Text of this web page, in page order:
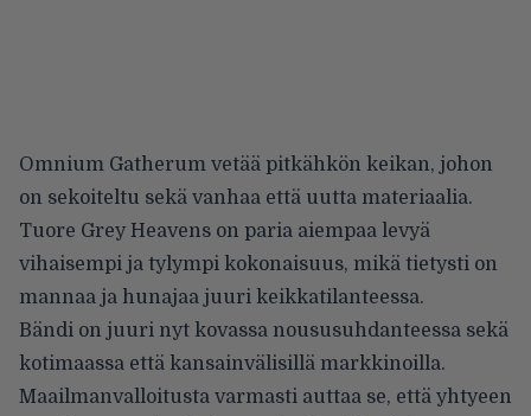
Omnium Gatherum vetää pitkähkön keikan, johon
on sekoiteltu sekä vanhaa että uutta materiaalia.
Tuore Grey Heavens on paria aiempaa levyä
vihaisempi ja tylympi kokonaisuus, mikä tietysti on
mannaa ja hunajaa juuri keikkatilanteessa.
Bändi on juuri nyt kovassa noususuhdanteessa sekä
kotimaassa että kansainvälisillä markkinoilla.
Maailmanvalloitusta varmasti auttaa se, että yhtyeen